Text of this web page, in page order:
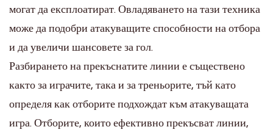
могат да експлоатират. Овладяването на тази техника
може да подобри атакуващите способности на отбора
и да увеличи шансовете за гол.
Разбирането на прекъснатите линии е съществено
както за играчите, така и за треньорите, тъй като
определя как отборите подхождат към атакуващата
игра. Отборите, които ефективно прекъсват линии,